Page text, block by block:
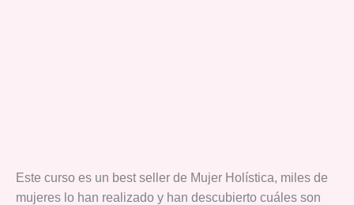
Este curso es un best seller de Mujer Holística, miles de
mujeres lo han realizado y han descubierto cuáles son